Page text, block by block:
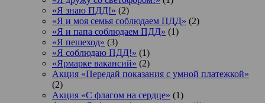
«Я знаю ПДД!» (2)
«Я и моя семья соблюдаем ПДД» (2)
«Я и папа соблюдаем ПДД» (1)
«Я пешеход» (3)
«Я соблюдаю ПДД!» (1)
«Ярмарке вакансий» (2)
Акция «Передай показания с умной платежкой»
(2)
Акция «С флагом на сердце» (1)